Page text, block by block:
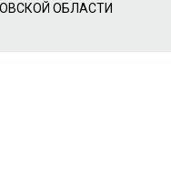
ОБЛАСТИ